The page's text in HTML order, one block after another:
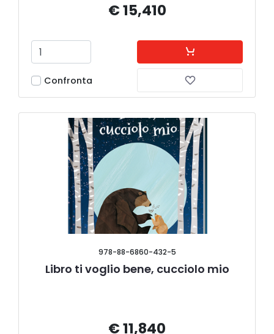
€ 15,410
Confronta
978-88-6860-432-5
Libro ti voglio bene, cucciolo mio
€ 11,840